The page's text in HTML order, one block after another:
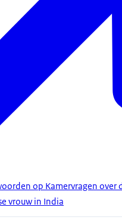
op Kamervragen over
vrouw in India